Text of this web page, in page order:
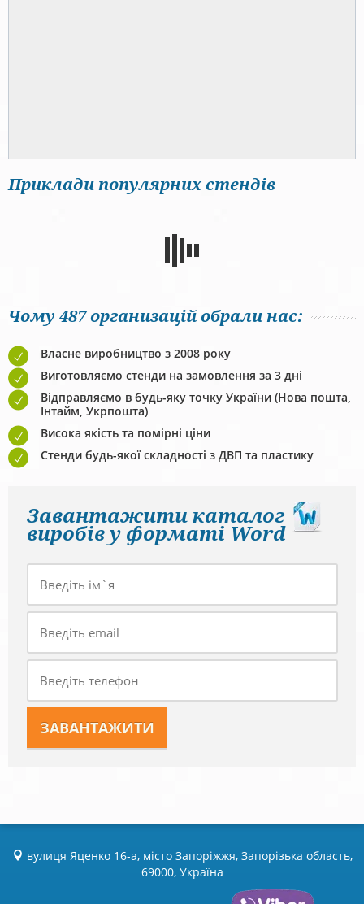
Приклади популярних стендів
Чому 487 организацій обрали нас:
Власне виробництво з 2008 року
Виготовляємо стенди на замовлення за 3 дні
Відправляємо в будь-яку точку України (Нова пошта,
Інтайм, Укрпошта)
Висока якість та помірні ціни
Стенди будь-якої складності з ДВП та пластику
Завантажити каталог
виробів у форматі Word
вулиця Яценко 16-а, місто Запоріжжя, Запорізька область,
69000, Україна